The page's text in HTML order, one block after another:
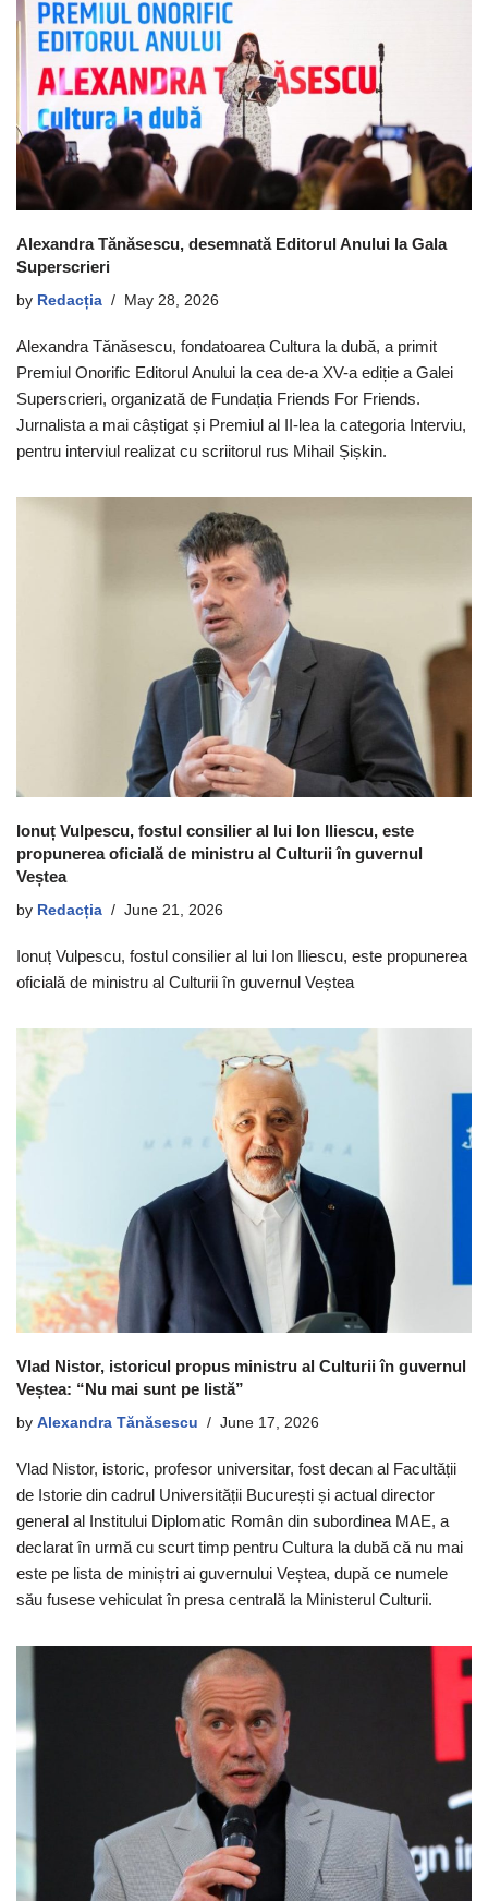
Alexandra Tănăsescu, desemnată Editorul Anului la Gala
Superscrieri
by Redacția May 28, 2026
Alexandra Tănăsescu, fondatoarea Cultura la dubă, a primit
Premiul Onorific Editorul Anului la cea de-a XV-a ediție a Galei
Superscrieri, organizată de Fundația Friends For Friends.
Jurnalista a mai câștigat și Premiul al II-lea la categoria Interviu,
pentru interviul realizat cu scriitorul rus Mihail Șișkin.
Ionuț Vulpescu, fostul consilier al lui Ion Iliescu, este
propunerea oficială de ministru al Culturii în guvernul
Veștea
by Redacția June 21, 2026
Ionuț Vulpescu, fostul consilier al lui Ion Iliescu, este propunerea
oficială de ministru al Culturii în guvernul Veștea
Vlad Nistor, istoricul propus ministru al Culturii în guvernul
Veștea: “Nu mai sunt pe listă”
by Alexandra Tănăsescu June 17, 2026
Vlad Nistor, istoric, profesor universitar, fost decan al Facultății
de Istorie din cadrul Universității București și actual director
general al Institului Diplomatic Român din subordinea MAE, a
declarat în urmă cu scurt timp pentru Cultura la dubă că nu mai
este pe lista de miniștri ai guvernului Veștea, după ce numele
său fusese vehiculat în presa centrală la Ministerul Culturii.